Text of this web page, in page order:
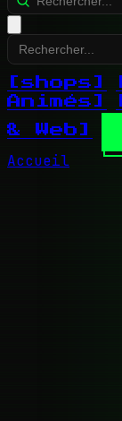
[shops]
Animés]
& Web]
Accueil